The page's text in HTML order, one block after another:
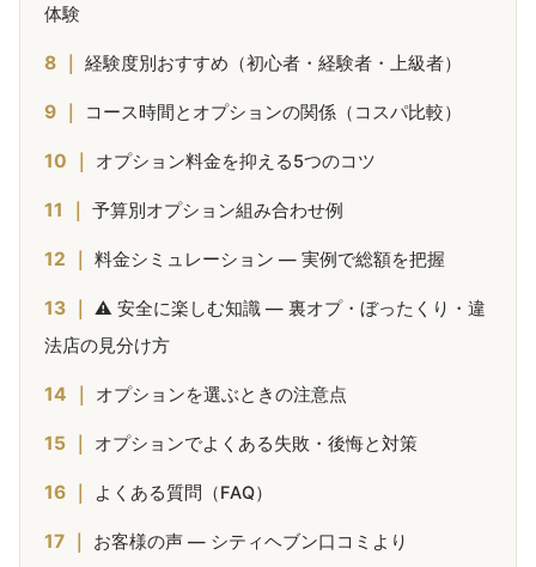
体験
経験度別おすすめ（初心者・経験者・上級者）
コース時間とオプションの関係（コスパ比較）
オプション料金を抑える5つのコツ
予算別オプション組み合わせ例
料金シミュレーション — 実例で総額を把握
⚠️ 安全に楽しむ知識 — 裏オプ・ぼったくり・違
法店の見分け方
オプションを選ぶときの注意点
オプションでよくある失敗・後悔と対策
よくある質問（FAQ）
お客様の声 — シティヘブン口コミより